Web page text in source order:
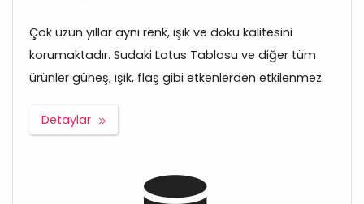
Çok uzun yıllar aynı renk, ışık ve doku kalitesini
korumaktadır. Sudaki Lotus Tablosu ve diğer tüm
ürünler güneş, ışık, flaş gibi etkenlerden etkilenmez.
Detaylar